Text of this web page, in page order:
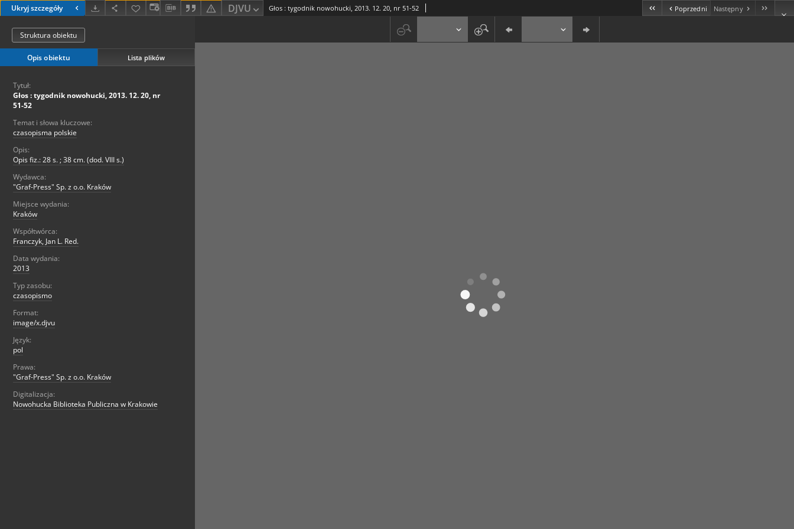
Ukryj szczegóły DJVU Głos : tygodnik nowohucki, 2013. 12. 20, nr 51-52 Poprzedni Następny
Struktura obiektu
Opis obiektu Lista plików
Tytuł:
Głos : tygodnik nowohucki, 2013. 12. 20, nr
51-52
Temat i słowa kluczowe:
czasopisma polskie
Opis:
Opis fiz.: 28 s. ; 38 cm. (dod. VIII s.)
Wydawca:
"Graf-Press" Sp. z o.o. Kraków
Miejsce wydania:
Kraków
Współtwórca:
Franczyk, Jan L. Red.
Data wydania:
2013
Typ zasobu:
czasopismo
Format:
image/x.djvu
Język:
pol
Prawa:
"Graf-Press" Sp. z o.o. Kraków
Digitalizacja:
Nowohucka Biblioteka Publiczna w Krakowie